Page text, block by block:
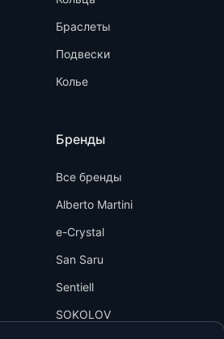
Браслеты
Подвески
Колье
Бренды
Все бренды
Alberto Martini
e-Crystal
San Saru
Sentiell
SOKOLOV